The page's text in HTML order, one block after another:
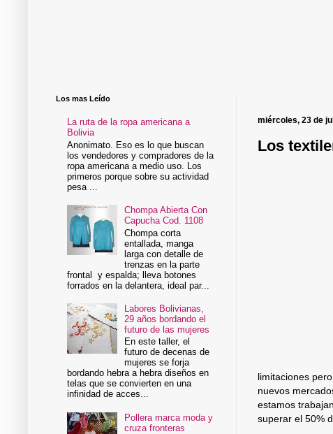
miércoles, 23 de
Los
limitaciones
nuevos
estamos
superar el 50%
Los mas Leído
La ruta de la ropa americana a
Bolivia
Anonimato. Eso es lo que buscan
los vendedores y compradores de la
ropa americana a medio uso. Los
primeros porque sobre su actividad
pesa ...
Chompa Abierta Con
Capucha Cod. 1108
Chompa corta
entallada, manga
larga con detalle de
trenzas en la parte
frontal y espalda; lleva botones
forrados en la delantera, ideal par...
Labores Bolivianas,
29 años bordando el
futuro de las mujeres
En este taller, el
futuro de decenas de
mujeres se forja
bordando hebra a hebra diseños en
telas que se convierten en una
infinidad de acces...
Pollera marca moda y
cruza fronteras